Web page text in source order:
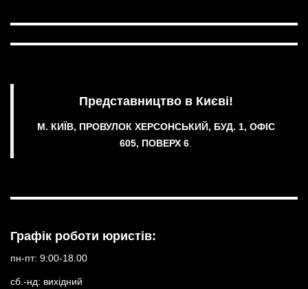
Представництво в Києві!
М. КИЇВ, ПРОВУЛОК ХЕРСОНСЬКИЙ, БУД. 1, ОФІС
605, ПОВЕРХ 6
Графік роботи юристів:
пн-пт: 9:00-18.00
сб.-нд: вихідний